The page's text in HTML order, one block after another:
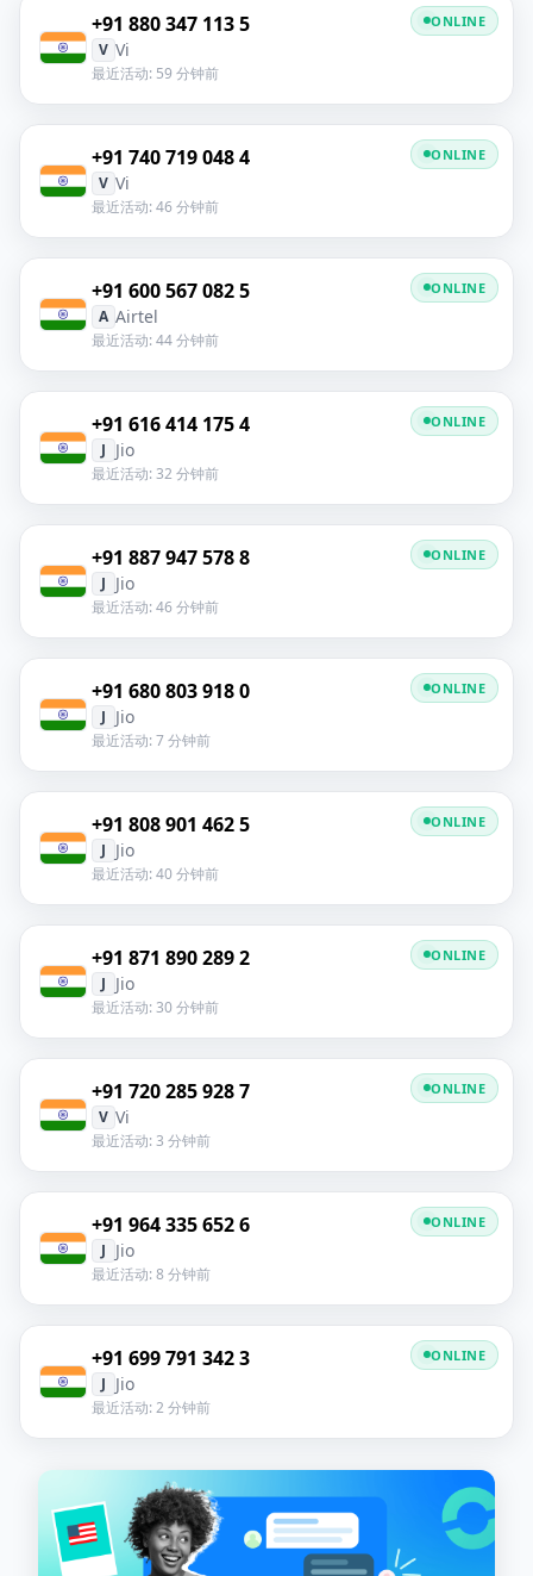
+91 880 347 113 5
V Vi
最近活动: 59 分钟前
ONLINE
+91 740 719 048 4
V Vi
最近活动: 46 分钟前
ONLINE
+91 600 567 082 5
A Airtel
最近活动: 44 分钟前
ONLINE
+91 616 414 175 4
J Jio
最近活动: 32 分钟前
ONLINE
+91 887 947 578 8
J Jio
最近活动: 46 分钟前
ONLINE
+91 680 803 918 0
J Jio
最近活动: 7 分钟前
ONLINE
+91 808 901 462 5
J Jio
最近活动: 40 分钟前
ONLINE
+91 871 890 289 2
J Jio
最近活动: 30 分钟前
ONLINE
+91 720 285 928 7
V Vi
最近活动: 3 分钟前
ONLINE
+91 964 335 652 6
J Jio
最近活动: 8 分钟前
ONLINE
+91 699 791 342 3
J Jio
最近活动: 2 分钟前
ONLINE